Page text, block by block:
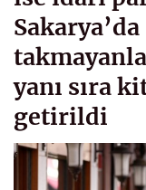
yanı sıra
getirildi